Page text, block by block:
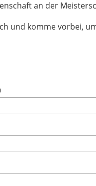
an der
und komme vorbei,